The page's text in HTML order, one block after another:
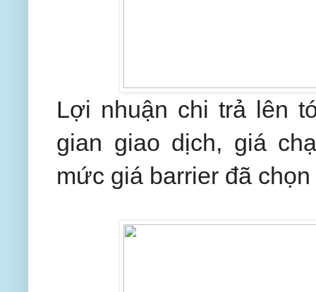
Lợi nhuận chi trả lên
gian giao dịch, giá
mức giá barrier đã